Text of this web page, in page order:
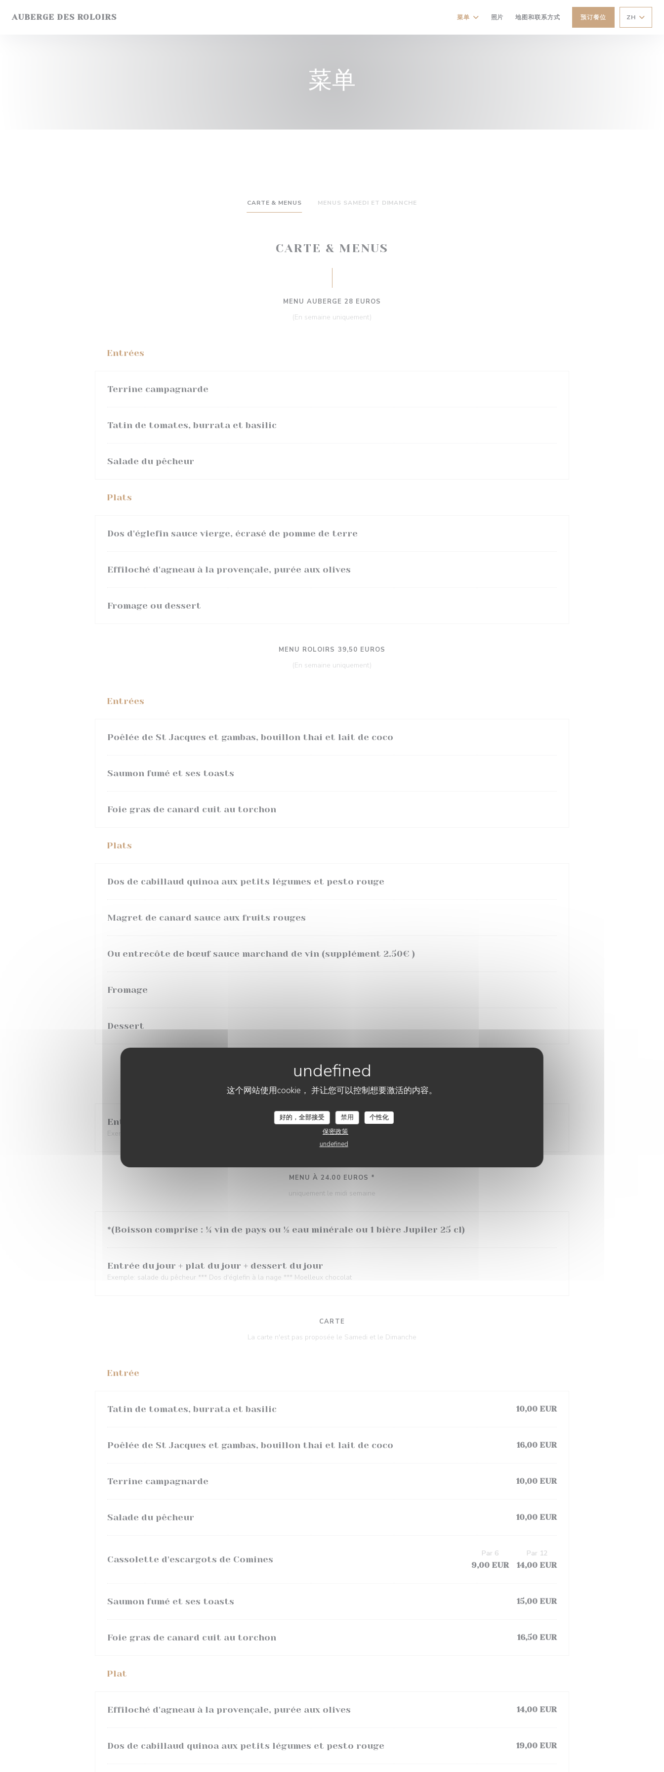
这个网站使用cookie， 并让您可以控制想要激活的内容。
好的，全部接受 禁用
个性化
保密政策
undefined
AUBERGE DES ROLOIRS 菜单 照片 地图和联系方式 预订餐位 ZH
菜单
CARTE & MENUS MENUS SAMEDI ET DIMANCHE
CARTE & MENUS
MENU AUBERGE 28 EUROS
(En semaine uniquement)
Entrées
Terrine campagnarde
Tatin de tomates, burrata et basilic
Salade du pêcheur
Plats
Dos d'églefin sauce vierge, écrasé de pomme de terre
Effiloché d'agneau à la provençale, purée aux olives
Fromage ou dessert
MENU ROLOIRS 39,50 EUROS
(En semaine uniquement)
Entrées
Poêlée de St Jacques et gambas, bouillon thai et lait de coco
Saumon fumé et ses toasts
Foie gras de canard cuit au torchon
Plats
Dos de cabillaud quinoa aux petits légumes et pesto rouge
Magret de canard sauce aux fruits rouges
Ou entrecôte de bœuf sauce marchand de vin (supplément 2.50€ )
Fromage
Dessert
MENU À 21.00 EUROS *
uniquement le midi semaine
Entrée du jour+ plat du jour ou plat du jour + dessert du jour
Exemple: salade du pêcheur *** Dos d'églefin à la nage *** Moelleux chocolat
MENU À 24.00 EUROS *
uniquement le midi semaine
*(Boisson comprise : ¼ vin de pays ou ½ eau minérale ou 1 bière Jupiler 25 cl)
Entrée du jour + plat du jour + dessert du jour
Exemple: salade du pêcheur *** Dos d'églefin à la nage *** Moelleux chocolat
CARTE
La carte n'est pas proposée le Samedi et le Dimanche
Entrée
Tatin de tomates, burrata et basilic 10,00 EUR
Poêlée de St Jacques et gambas, bouillon thai et lait de coco 16,00 EUR
Terrine campagnarde 10,00 EUR
Salade du pêcheur 10,00 EUR
Cassolette d'escargots de Comines
9,00 EUR
Par 6
14,00 EUR
Par 12
Saumon fumé et ses toasts 15,00 EUR
Foie gras de canard cuit au torchon 16,50 EUR
Plat
Effiloché d'agneau à la provençale, purée aux olives 14,00 EUR
Dos de cabillaud quinoa aux petits légumes et pesto rouge 19,00 EUR